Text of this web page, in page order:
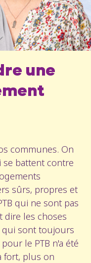
une
communes. On
se battent contre
sûrs, propres et
qui ne sont pas
dire les choses
qui sont toujours
le PTB n'a été
fort, plus on